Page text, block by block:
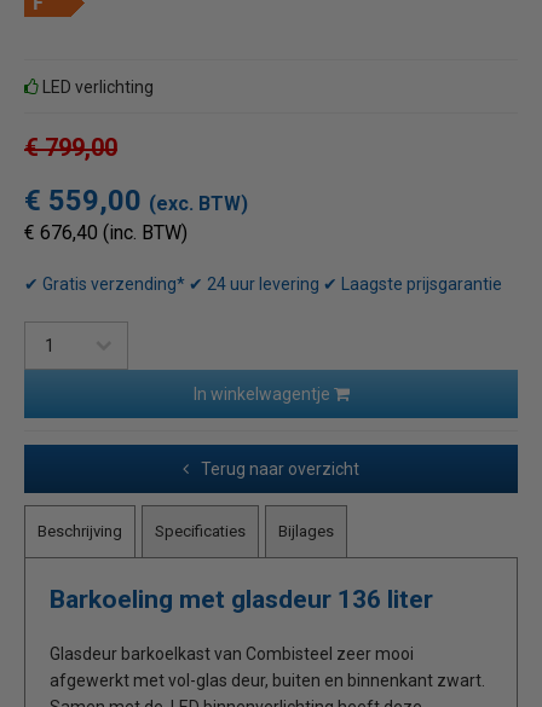
LED verlichting
€ 799,00
€ 559,00 (exc. BTW)
€ 676,40 (inc. BTW)
✔ Gratis verzending* ✔ 24 uur levering ✔ Laagste prijsgarantie
In winkelwagentje
Terug naar overzicht
Beschrijving Specificaties Bijlages
Barkoeling met glasdeur 136 liter
Glasdeur barkoelkast van Combisteel zeer mooi
afgewerkt met vol-glas deur, buiten en binnenkant zwart.